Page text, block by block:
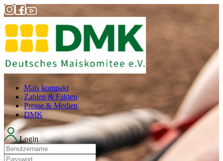
Mais kompakt
Zahlen & Fakten
Presse & Medien
DMK
Login